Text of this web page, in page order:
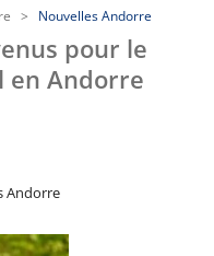
> Nouvelles Andorre
pour le
en Andorre
Andorre